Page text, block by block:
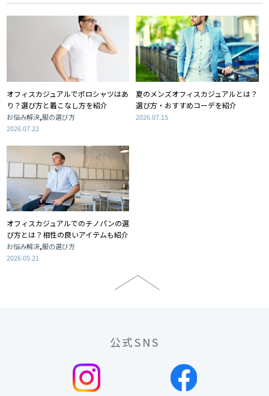
オフィスカジュアルでポロシャツはあ
り？選び方と着こなし方を紹介
お悩み解決,服の選び方
2026.07.22
夏のメンズオフィスカジュアルとは？
選び方・おすすめコーデを紹介
2026.07.15
オフィスカジュアルでのチノパンの選
び方とは？相性の良いアイテムも紹介
お悩み解決,服の選び方
2026.05.21
公式SNS